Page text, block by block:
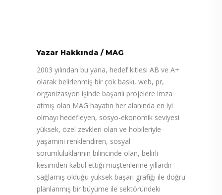
Yazar Hakkında / MAG
2003 yılından bu yana, hedef kitlesi AB ve A+
olarak belirlenmiş bir çok baskı, web, pr,
organizasyon işinde başarılı projelere imza
atmış olan MAG hayatın her alanında en iyi
olmayı hedefleyen, sosyo-ekonomik seviyesi
yüksek, özel zevkleri olan ve hobileriyle
yaşamını renklendiren, sosyal
sorumluluklarının bilincinde olan, belirli
kesimden kabul ettiği müşterilerine yıllardır
sağlamış olduğu yüksek başarı grafiği ile doğru
planlanmış bir büyüme ile sektöründeki